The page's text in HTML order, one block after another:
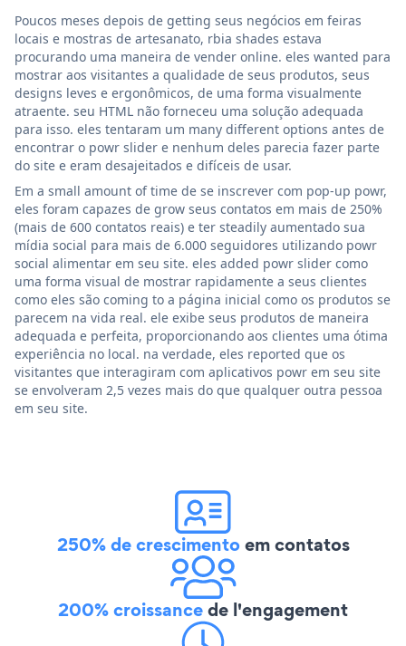
Poucos meses depois de getting seus negócios em feiras
locais e mostras de artesanato, rbia shades estava
procurando uma maneira de vender online. eles wanted para
mostrar aos visitantes a qualidade de seus produtos, seus
designs leves e ergonômicos, de uma forma visualmente
atraente. seu HTML não forneceu uma solução adequada
para isso. eles tentaram um many different options antes de
encontrar o powr slider e nenhum deles parecia fazer parte
do site e eram desajeitados e difíceis de usar.
Em a small amount of time de se inscrever com pop-up powr,
eles foram capazes de grow seus contatos em mais de 250%
(mais de 600 contatos reais) e ter steadily aumentado sua
mídia social para mais de 6.000 seguidores utilizando powr
social alimentar em seu site. eles added powr slider como
uma forma visual de mostrar rapidamente a seus clientes
como eles são coming to a página inicial como os produtos se
parecem na vida real. ele exibe seus produtos de maneira
adequada e perfeita, proporcionando aos clientes uma ótima
experiência no local. na verdade, eles reported que os
visitantes que interagiram com aplicativos powr em seu site
se envolveram 2,5 vezes mais do que qualquer outra pessoa
em seu site.
250% de crescimentoem contatos
200% croissancede l'engagement